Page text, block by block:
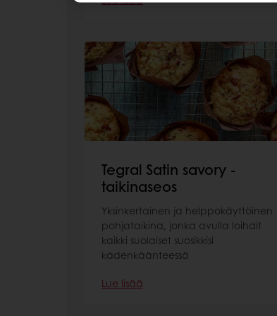
Tegral Satin savory -
taikinaseos
Yksinkertainen ja helppokäyttöinen
pohjataikina, jonka avulla loihdit
kaikki suolaiset suosikkisi
kädenkäänteessä
Lue lisää